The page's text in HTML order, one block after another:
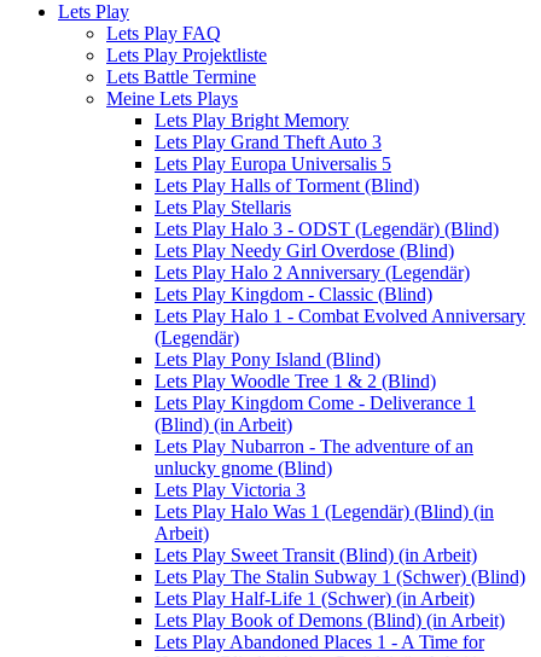
Lets Play
Lets Play FAQ
Lets Play Projektliste
Lets Battle Termine
Meine Lets Plays
Lets Play Bright Memory
Lets Play Grand Theft Auto 3
Lets Play Europa Universalis 5
Lets Play Halls of Torment (Blind)
Lets Play Stellaris
Lets Play Halo 3 - ODST (Legendär) (Blind)
Lets Play Needy Girl Overdose (Blind)
Lets Play Halo 2 Anniversary (Legendär)
Lets Play Kingdom - Classic (Blind)
Lets Play Halo 1 - Combat Evolved Anniversary
(Legendär)
Lets Play Pony Island (Blind)
Lets Play Woodle Tree 1 & 2 (Blind)
Lets Play Kingdom Come - Deliverance 1
(Blind) (in Arbeit)
Lets Play Nubarron - The adventure of an
unlucky gnome (Blind)
Lets Play Victoria 3
Lets Play Halo Was 1 (Legendär) (Blind) (in
Arbeit)
Lets Play Sweet Transit (Blind) (in Arbeit)
Lets Play The Stalin Subway 1 (Schwer) (Blind)
Lets Play Half-Life 1 (Schwer) (in Arbeit)
Lets Play Book of Demons (Blind) (in Arbeit)
Lets Play Abandoned Places 1 - A Time for